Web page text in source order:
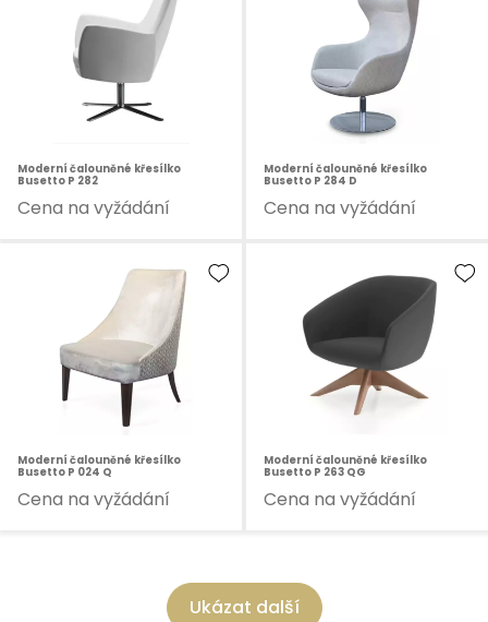
Moderní čalouněné křesílko
Busetto P 282
Cena na vyžádání
Moderní čalouněné křesílko
Busetto P 284 D
Cena na vyžádání
Moderní čalouněné křesílko
Busetto P 024 Q
Cena na vyžádání
Moderní čalouněné křesílko
Busetto P 263 QG
Cena na vyžádání
Ukázat další